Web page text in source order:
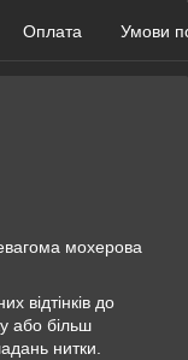
Оплата Умови
мохерова
відтінків до
або більш
нитки.